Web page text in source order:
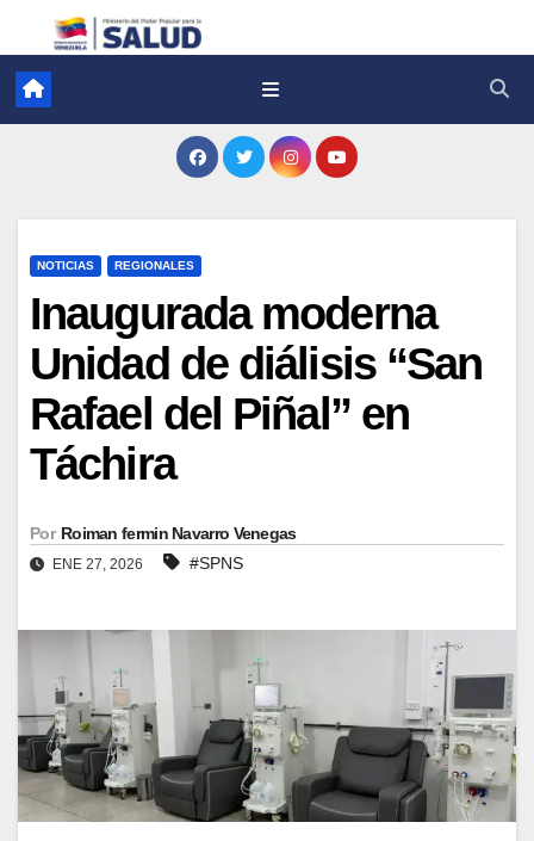
NOTICIAS REGIONALES
Inaugurada moderna
Unidad de diálisis “San
Rafael del Piñal” en
Táchira
Por Roiman fermin Navarro Venegas
ENE 27, 2026 #SPNS